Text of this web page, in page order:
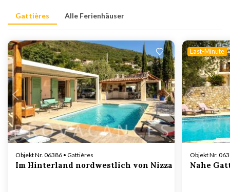
Gattières Alle Ferienhäuser
Lädt ...
Objekt Nr. 06386 • Gattières
Im Hinterland nordwestlich von Nizza
Last-Minute
Objekt Nr.
Nahe